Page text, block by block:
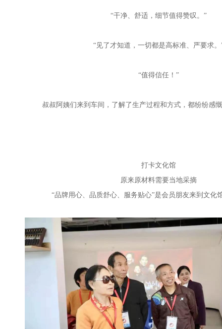
“干净、舒适，细节值得赞叹。”
“见了才知道，一切都是高标准、严要求。
“值得信任！”
叔叔阿姨们来到车间，了解了生产过程和方式，都纷纷感
打卡文化馆
原来原材料需要当地采摘
“品牌用心、品质舒心、服务贴心”是会员朋友来到文化